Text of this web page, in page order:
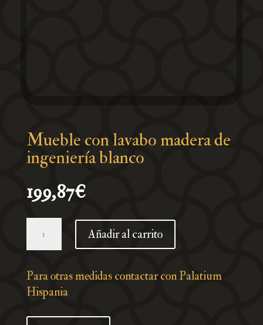
Mueble con lavabo madera de
ingeniería blanco
199,87€
madera
de
blanco
Añadir al carrito
Para otras medidas contactar con Palatium
Hispania